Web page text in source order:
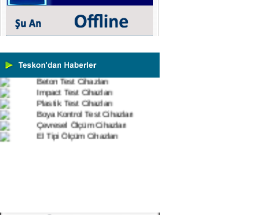
Mikroskoplar
Numune Hazırlama Cihazları
Profil Projektörler
Video Ölçüm Sistemleri
Çekme Kopma Test Cihazları
Impact Test Cihazları
Plastik Test Cihazları
Boya Kontrol Test Cihazları
Çevresel Ölçüm Cihazları
El Tipi Ölçüm Cihazları